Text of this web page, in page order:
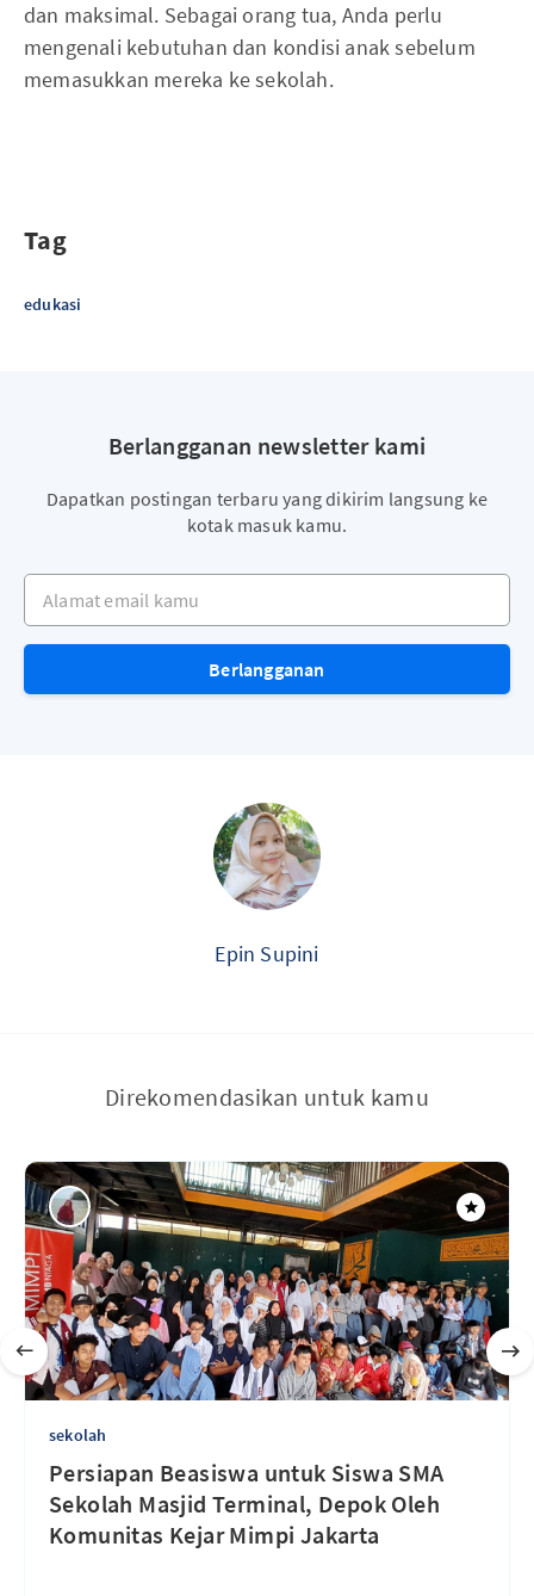
dan maksimal. Sebagai orang tua, Anda perlu
mengenali kebutuhan dan kondisi anak sebelum
memasukkan mereka ke sekolah.
Tag
edukasi
Berlangganan newsletter kami
Dapatkan postingan terbaru yang dikirim langsung ke
kotak masuk kamu.
Alamat email kamu
Berlangganan
Epin Supini
Direkomendasikan untuk kamu
sekolah
Persiapan Beasiswa untuk Siswa SMA
Sekolah Masjid Terminal, Depok Oleh
Komunitas Kejar Mimpi Jakarta